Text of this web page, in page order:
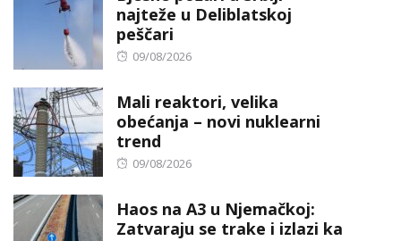
najteže u Deliblatskoj
peščari
Posted
09/08/2026
Mali reaktori, velika
obećanja – novi nuklearni
trend
Posted
09/08/2026
Haos na A3 u Njemačkoj:
Zatvaraju se trake i izlazi ka